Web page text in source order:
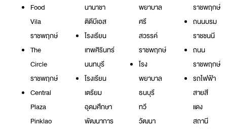
Food
Vila
ราชพฤกษ์
The
Circle
ราชพฤกษ์
Central
Plaza
Pinklao
นานาชา
ติดีบีเอส
โรงเรียน
เทพศิรินทร์
นนทบุรี
โรงเรียน
เตรียม
อุดมศึกษา
พัฒนาการ
พยาบาล
ศรี
สวรรค์
ราชพฤกษ์
โรง
พยาบาล
ธนบุรี
ทวี
วัฒนา
ราชพฤกษ์
ถนนบรม
ราชชนนี
ถนน
ราชพฤกษ์
รถไฟฟ้า
สายสี
แดง
สถานี